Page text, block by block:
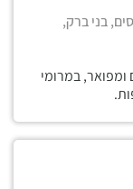
בני ברק,
במרומי